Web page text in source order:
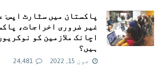
پاکستان میں سٹارٹ اپس:
غیر ضروری اخراجات،
اچانک ملازمین کو
ہیں؟
جون 15, 2022 24,481